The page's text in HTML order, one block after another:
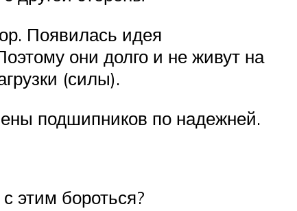
Появилась идея
они долго и не живут на
(силы).
подшипников по надежней.
этим бороться?